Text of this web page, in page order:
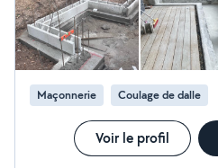
Maçonnerie Coulage de dalle
Voir le profil